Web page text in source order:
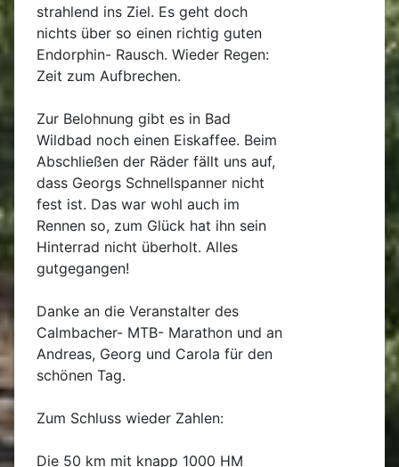
strahlend ins Ziel. Es geht doch
nichts über so einen richtig guten
Endorphin- Rausch. Wieder Regen:
Zeit zum Aufbrechen.
Zur Belohnung gibt es in Bad
Wildbad noch einen Eiskaffee. Beim
Abschließen der Räder fällt uns auf,
dass Georgs Schnellspanner nicht
fest ist. Das war wohl auch im
Rennen so, zum Glück hat ihn sein
Hinterrad nicht überholt. Alles
gutgegangen!
Danke an die Veranstalter des
Calmbacher- MTB- Marathon und an
Andreas, Georg und Carola für den
schönen Tag.
Zum Schluss wieder Zahlen:
Die 50 km mit knapp 1000 HM